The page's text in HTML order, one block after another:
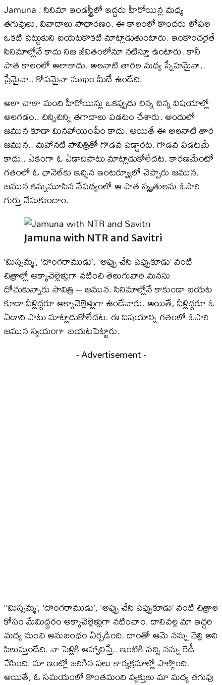
Jamuna : సినిమా ఇండస్ట్రీలో ఇద్దరు హీరోయిన్ల మధ్య
తగువులు, వివాదాలు సాధారణం. ఈ కాలంలో కొందరు లోపల
ఒకటి పెట్టుకుని బయటకొకటి మాట్లాడుతుంటారు. ఇంకొందరైతే
సినిమాల్లోనే కాదు నిజ జీవితంలోనూ నటిస్తూ ఉంటారు. కానీ
పాత కాలంలో అలాకాదు. అలనాటి తారల మధ్య స్నేహమైనా..
ప్రేమైనా.. కోపమైనా ముఖం మీదే ఉండేది.
అలా చాలా మంది హీరోయిన్లు ఒకప్పుడు చిన్న చిన్న విషయాల్లో
అలగడం.. చిన్నిచిన్ని తగాదాలు పడటం చేశారు. అందులో
జమున కూడా మినహాయింపేం కాదు. అయితే ఈ అలనాటి తార
జమున.. మహానటి సావిత్రితో గొడవ పడ్డారట. గొడవ పడటమే
కాదు.. ఏకంగా ఓ ఏడాదిపాటు మాట్లాడుకోలేదట. కారణమేంటో
గతంలో ఓ ఛానెల్​కు ఇచ్చిన ఇంటర్వ్యూలో చెప్పారు జమున.
జమున కన్నుమూసిన నేపథ్యంలో ఆ పాత స్మృతులను ఓసారి
గుర్తు చేసుకుందాం.
Jamuna with NTR and Savitri
‘మిస్సమ్మ’, ‘దొంగరాముడు’, ‘అప్పు చేసి పప్పుకూడు’ వంటి
చిత్రాల్లో అక్కాచెల్లెళ్లుగా నటించి తెలుగువారి మనసు
దోచుకున్నారు సావిత్రి – జమున. సినిమాల్లోనే కాకుండా బయట
కూడా వీళ్లిద్దరూ అక్కాచెల్లెళ్లుగా ఉండేవారు. అయితే, వీళ్లిద్దరూ ఓ
ఏడాది పాటు మాట్లాడుకోలేదట. ఈ విషయాన్ని గతంలో ఓసారి
జమున స్వయంగా బయటపెట్టారు.
- Advertisement -
‘‘మిస్సమ్మ’, ‘దొంగరాముడు’, ‘అప్పు చేసి పప్పుకూడు’ వంటి చిత్రాల
కోసం మేమిద్దరం అక్కాచెల్లెళ్లుగా నటించాం. దానివల్ల మా ఇద్దరి
మధ్య మంచి అనుబంధం ఏర్పడింది. దాంతో ఆమె నన్ను చెల్లి అని
పిలుస్తుండేది. నా పెళ్లికి ఆహ్వానిస్తే.. ఇంటికి వచ్చి నన్ను రెడీ
చేసింది. మా ఇంట్లో జరిగిన పలు కార్యక్రమాల్లో పాల్గొంది.
అయితే, ఓ సమయంలో కొంతమంది వ్యక్తులు మా మధ్య తగువు